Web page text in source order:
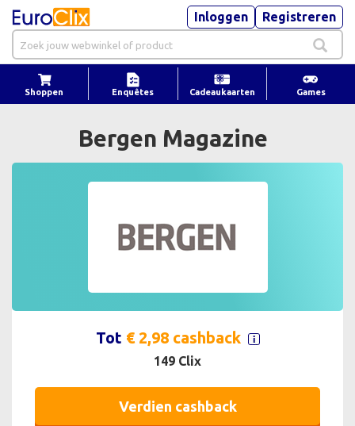
Inloggen Registreren
Shoppen Enquêtes Cadeaukaarten Games
Bergen Magazine
Tot € 2,98 cashback
149 Clix
Verdien cashback